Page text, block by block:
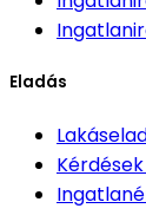
Eladás